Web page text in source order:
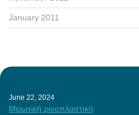
January 2011
June 22, 2024
Μειωτική ρινοπλαστική